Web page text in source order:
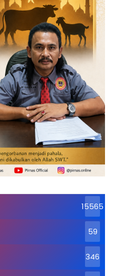
15565
59
346